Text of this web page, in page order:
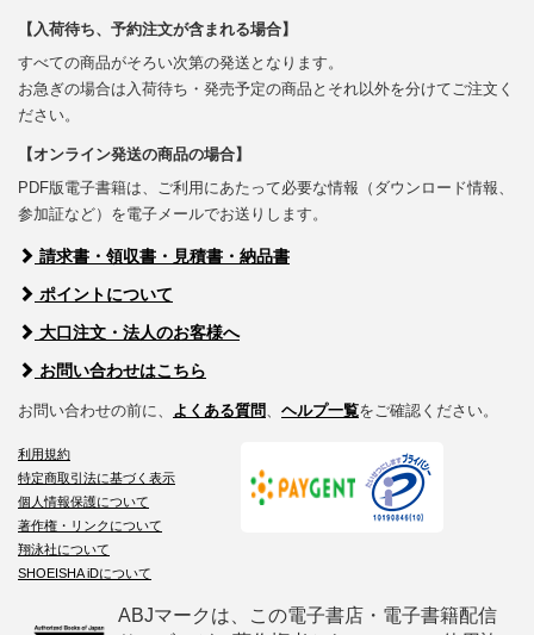
【入荷待ち、予約注文が含まれる場合】
すべての商品がそろい次第の発送となります。
お急ぎの場合は入荷待ち・発売予定の商品とそれ以外を分けてご注文く
ださい。
【オンライン発送の商品の場合】
PDF版電子書籍は、ご利用にあたって必要な情報（ダウンロード情報、
参加証など）を電子メールでお送りします。
請求書・領収書・見積書・納品書
ポイントについて
大口注文・法人のお客様へ
お問い合わせはこちら
お問い合わせの前に、 よくある質問 ヘルプ一覧をご確認ください。
利用規約
特定商取引法に基づく表示
個人情報保護について
著作権・リンクについて
翔泳社について
SHOEISHA iDについて
ABJマークは、この電子書店・電子書籍配信